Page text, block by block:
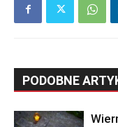
PODOBNE